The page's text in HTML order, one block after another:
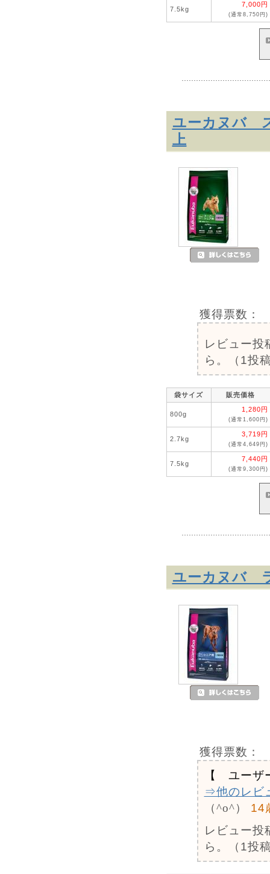
7.5kg
7,000円
(通常8,750円)
ユーカヌバ
上
獲得票数：
レビュー投
ら。（1投
袋サイズ 販売価格
800g
1,280円
(通常1,600円)
2.7kg
3,719円
(通常4,649円)
7.5kg
7,440円
(通常9,300円)
ユーカヌバ
獲得票数：
【 ユーザ
⇒他のレビ
（^o^）
14
レビュー投
ら。（1投